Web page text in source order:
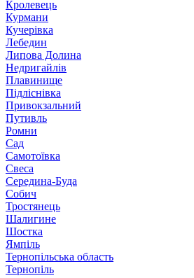
Кролевець
Курмани
Кучерівка
Лебедин
Липова Долина
Недригайлів
Плавинище
Підліснівка
Привокзальний
Путивль
Ромни
Сад
Самотоївка
Свеса
Середина-Буда
Собич
Тростянець
Шалигине
Шостка
Ямпіль
Тернопільська область
Тернопіль